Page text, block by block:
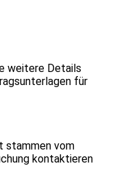
weitere Details
für
stammen vom
kontaktieren